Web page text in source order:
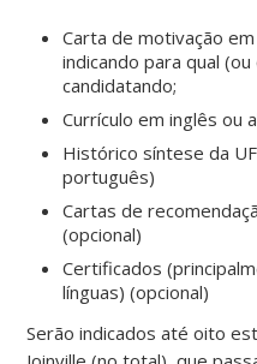
Carta de motivação
indicando para qual
candidatando;
Currículo em inglês ou
Histórico síntese da
português)
Cartas de
(opcional)
Certificados
línguas) (opcional)
Serão indicados até oito